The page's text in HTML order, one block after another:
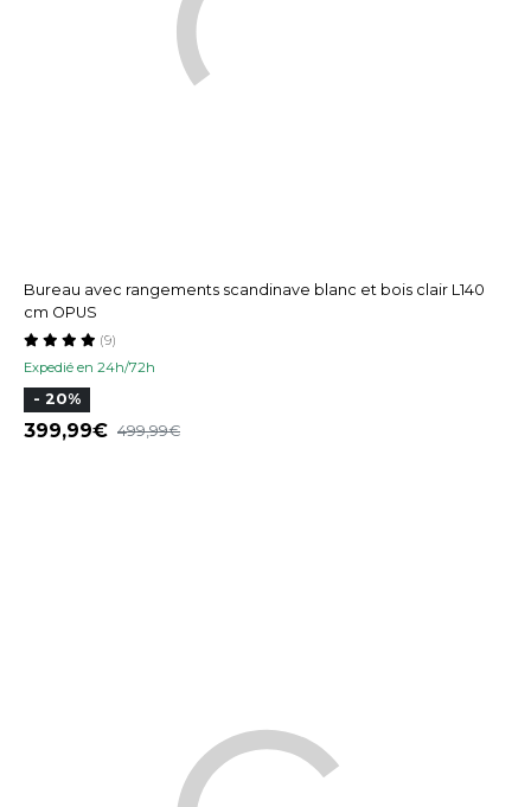
Bureau avec rangements scandinave blanc et bois clair L140
cm OPUS
Expedié en 24h/72h
(9)
- 20%
399,99 499,99